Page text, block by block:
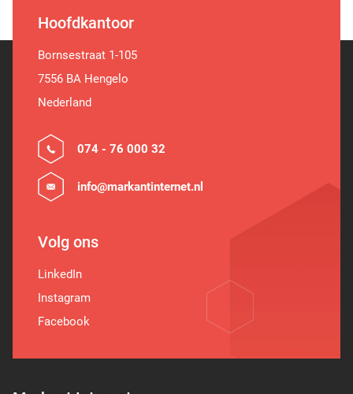
Hoofdkantoor
Bornsestraat 1-105
7556 BA Hengelo
Nederland
074 - 76 000 32
info@markantinternet.nl
Volg ons
LinkedIn
Instagram
Facebook